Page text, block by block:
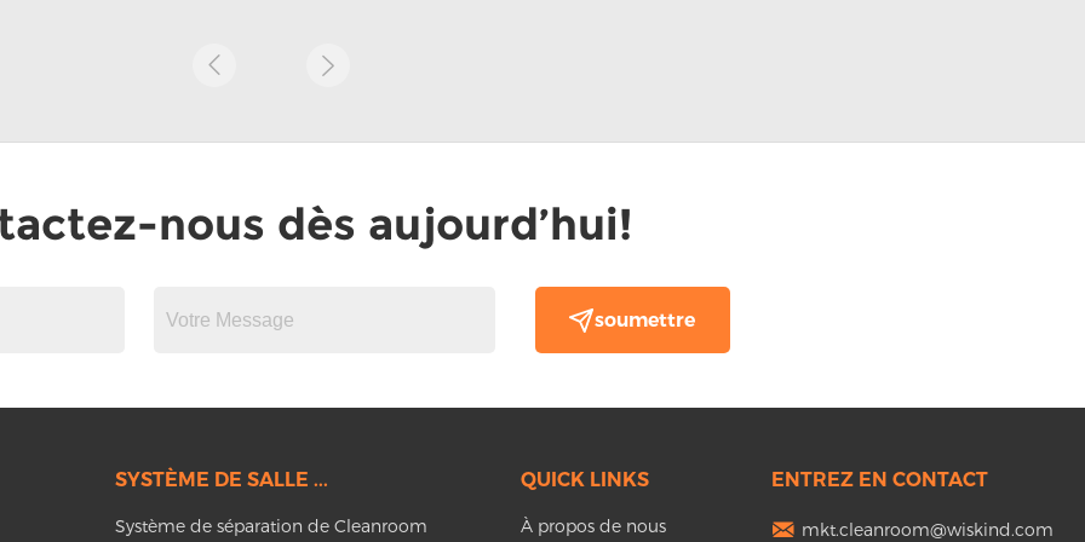
nous dès aujourd’hui!
SYSTÈME DE SALLE ...
Système de séparation de Cleanroom
QUICK LINKS
À propos de nous
ENTREZ EN CONTACT
mkt.cleanroom@wiskind.com